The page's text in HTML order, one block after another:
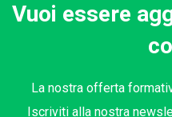
Vuoi essere
La nostra offerta
Iscriviti alla nostra